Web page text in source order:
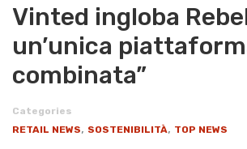
Vinted ingloba
un’unica
combinata”
Categories
RETAIL NEWS, SOSTENIBILITÀ, TOP NEWS